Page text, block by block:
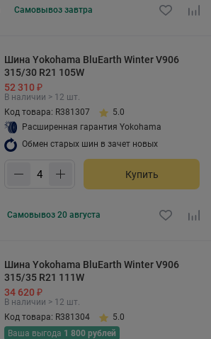
Самовывоз завтра
Шина Yokohama BluEarth Winter V906
315/30 R21 105W
52 310 ₽
В наличии > 12 шт.
Код товара: R381307
5.0
Расширенная гарантия Yokohama
Обмен старых шин в зачет новых
Купить
Самовывоз 20 августа
Шина Yokohama BluEarth Winter V906
315/35 R21 111W
34 620 ₽
В наличии > 12 шт.
Код товара: R381304
5.0
Ваша выгода 1 800 рублей